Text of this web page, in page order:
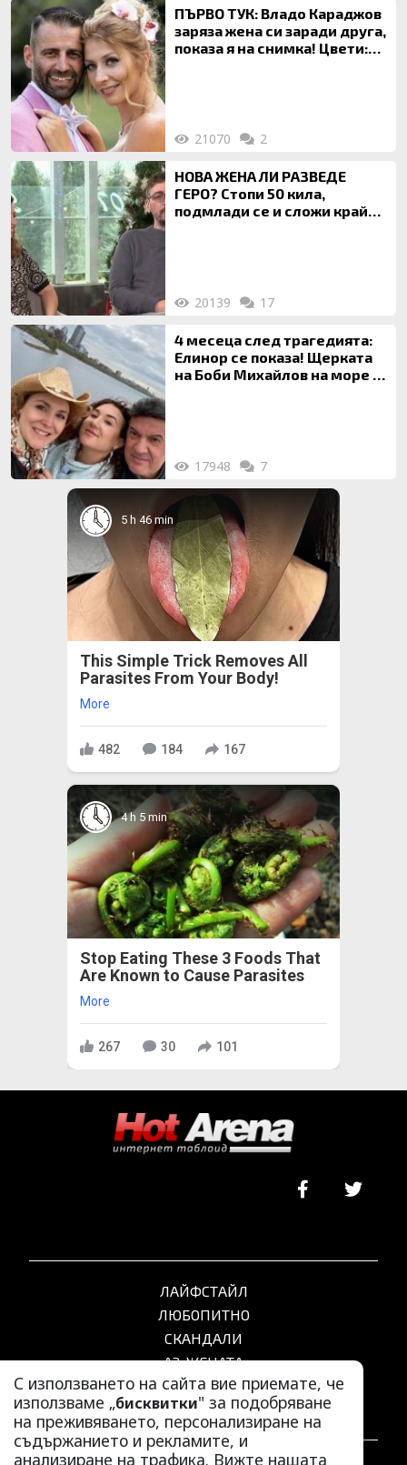
ПЪРВО ТУК: Владо Караджов
заряза жена си заради друга,
показа я на снимка! Цвети:
21070 2
НОВА ЖЕНА ЛИ РАЗВЕДЕ
ГЕРО? Стопи 50 кила,
подмлади се и сложи край
20139 17
4 месеца след трагедията:
Елинор се показа! Щерката
на Боби Михайлов на море с
17948 7
5 h 46 min
This Simple Trick Removes All
Parasites From Your Body!
More
482 184 167
4 h 5 min
Stop Eating These 3 Foods That
Are Known to Cause Parasites
More
267 30 101
С използването на сайта вие приемате, че
използваме „бисквитки" за подобряване
на преживяването, персонализиране на
съдържанието и рекламите, и
анализиране на трафика. Вижте нашата
ЛАЙФСТАЙЛ
ЛЮБОПИТНО
СКАНДАЛИ
АЗ, ЖЕНАТА
ПОД ПРИЦЕЛ
ХИП ХОП